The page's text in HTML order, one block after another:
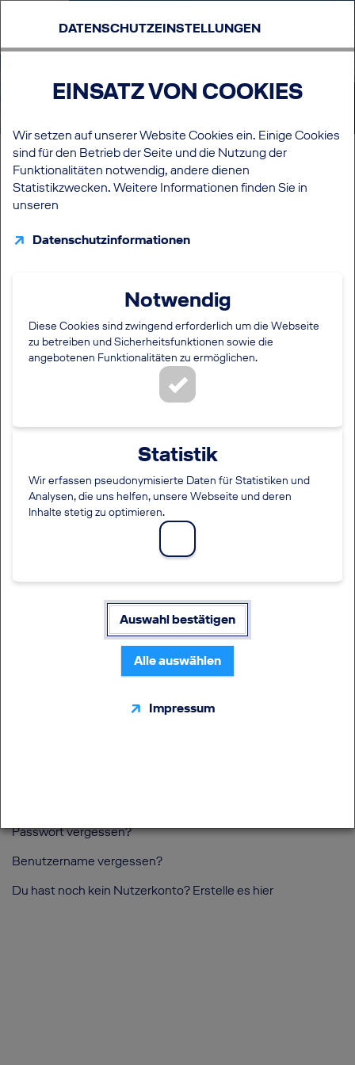
Mein Account
ZUR ANMELDUNG
Registrieren lohnt sich! Du hast dadurch die Möglichkeit, in
deinem Karriereportal:
deine favorisierten Jobs zu verwalten
dich über den aktuellen Stand deiner Bewerbungen zu
Termine zu Bewerbungsgesprächen und Events zu
Weitere Bewerbungen mit einem vorbefüllten
Formular zu starten
im Fall einer Talentpool-Aufnahme dein Talentprofil zu
Social Media Anmeldung
Klicke auf eines der Icons:
Standardanmeldung
Pflichtfelder sind mit einem (*) markiert.
Benutzername/E-Mailadresse*
Passwort vergessen?
Benutzername vergessen?
Du hast noch kein Nutzerkonto? Erstelle es hier
DATENSCHUTZEINSTELLUNGEN
EINSATZ VON COOKIES
Wir setzen auf unserer Website Cookies ein. Einige Cookies
sind für den Betrieb der Seite und die Nutzung der
Funktionalitäten notwendig, andere dienen
Statistikzwecken. Weitere Informationen finden Sie in
unseren
Datenschutzinformationen
Notwendig
Diese Cookies sind zwingend erforderlich um die Webseite
zu betreiben und Sicherheitsfunktionen sowie die
angebotenen Funktionalitäten zu ermöglichen.
Statistik
Wir erfassen pseudonymisierte Daten für Statistiken und
Analysen, die uns helfen, unsere Webseite und deren
Inhalte stetig zu optimieren.
Auswahl bestätigen
Alle auswählen
Impressum